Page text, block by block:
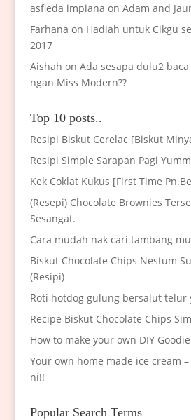
asfieda impiana on Adam and
Farhana on Hadiah untuk Cikgu
2017
Aishah on Ada sesapa dulu2
ngan Miss Modern??
Top 10 posts..
Resipi Biskut Cerelac [Biskut
Resipi Simple Sarapan Pagi
Kek Coklat Kukus [First Time
(Resepi) Chocolate Brownies
Sesangat.
Cara mudah nak cari tambang
Biskut Chocolate Chips Nestum
(Resipi)
Roti hotdog gulung bersalut telur
Recipe Biskut Chocolate Chips
How to make your own DIY
Your own home made ice cream
ni!!
Popular Search Terms